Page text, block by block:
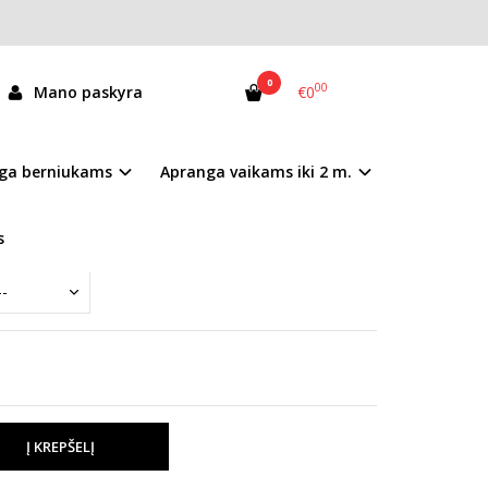
Mano paskyra 0 €000
berniukams Apranga vaikams iki 2 m.